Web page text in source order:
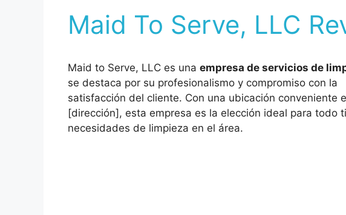
Maid To Serve, LLC
Maid to Serve, LLC es una empresa de servicios de
se destaca por su profesionalismo y compromiso con la
satisfacción del cliente. Con una ubicación conveniente
[dirección], esta empresa es la elección ideal para todo
necesidades de limpieza en el área.